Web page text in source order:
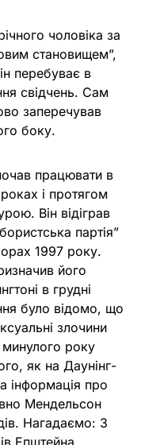
чоловіка за
становищем”,
перебуває в
свідчень. Сам
заперечував
боку.
працювати в
і протягом
Він відіграв
партія”
1997 року.
його
в грудні
було відомо, що
злочини
року
як на Даунінг-
інформація про
Мендельсон
Нагадаємо: З
Епштейна